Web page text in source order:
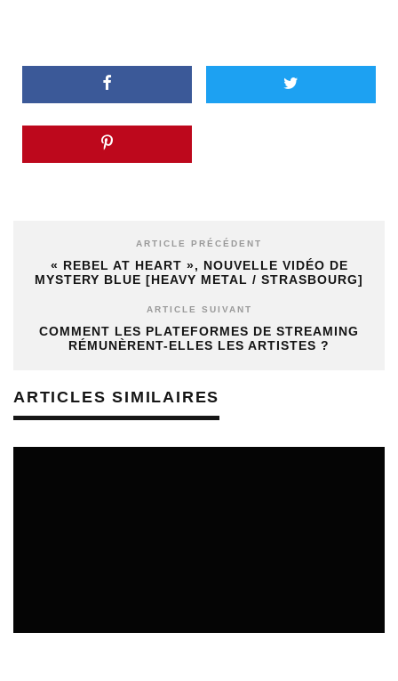
ARTICLE PRÉCÉDENT
« REBEL AT HEART », NOUVELLE VIDÉO DE
MYSTERY BLUE [HEAVY METAL / STRASBOURG]
ARTICLE SUIVANT
COMMENT LES PLATEFORMES DE STREAMING
RÉMUNÈRENT-ELLES LES ARTISTES ?
ARTICLES SIMILAIRES